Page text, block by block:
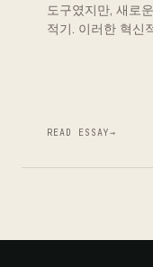
도구였지만, 새로
적기. 이러한 혁신
READ ESSAY→